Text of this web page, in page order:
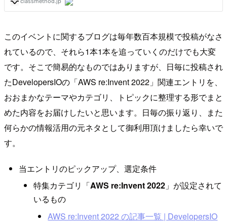
このイベントに関するブログは毎年数百本規模で投稿がなさ
れているので、それら1本1本を追っていくのだけでも大変
です。そこで簡易的なものではありますが、日毎に投稿され
たDevelopersIOの「AWS re:Invent 2022」関連エントリを、
おおまかなテーマやカテゴリ、トピックに整理する形でまと
めた内容をお届けしたいと思います。日毎の振り返り、また
何らかの情報活用の元ネタとして御利用頂けましたら幸いで
す。
当エントリのピックアップ、選定条件
特集カテゴリ「AWS re:Invent 2022」が設定されて
いるもの
AWS re:Invent 2022 の記事一覧 | DevelopersIO